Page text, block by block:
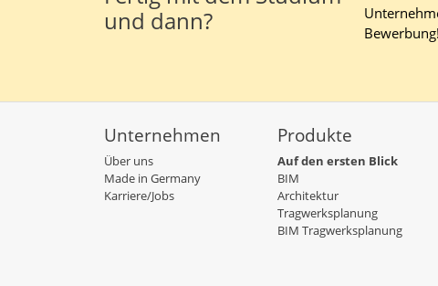
und dann?
Bewerbung!
Unternehmen
Über uns
Made in Germany
Karriere/Jobs
Produkte
Auf den ersten Blick
BIM
Architektur
Tragwerksplanung
BIM Tragwerksplanung